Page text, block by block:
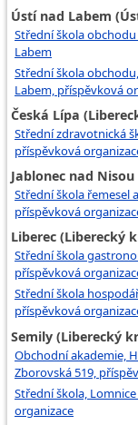
Ústí nad Labem
Střední škola obchodu
Labem
Střední škola
Labem, příspěvková
Česká Lípa
Střední zdravotnická
příspěvková
Jablonec nad
Střední škola řemesel
příspěvková
Liberec (Liberecký
Střední škola
příspěvková
Střední škola
příspěvková
Semily (Liberecký
Obchodní akademie,
Zborovská 519,
Střední škola,
organizace